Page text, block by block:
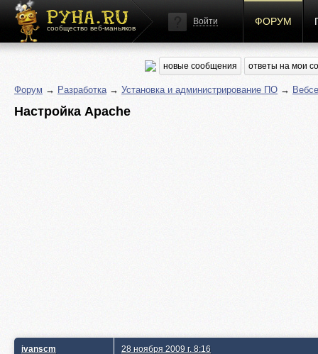
сообщество веб-маньяков
Войти ФОРУМ
новые сообщения ответы на мои
Форум → Разработка→ Установка и администрирование ПО →
Настройка Apache
ivanscm 28 ноября 2009 г. 8:16